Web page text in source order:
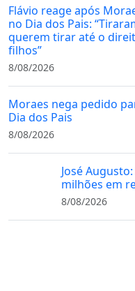
Flávio reage após
no Dia dos Pais:
querem tirar até o
filhos”
8/08/2026
Moraes nega pedido
Dia dos Pais
8/08/2026
José
milhões em
8/08/2026